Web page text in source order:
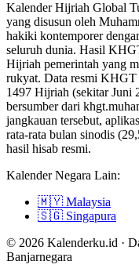
Kalender Hijriah Global
yang disusun oleh
hakiki kontemporer
seluruh dunia. Hasil
Hijriah pemerintah yang
rukyat. Data resmi KHGT
1497 Hijriah (sekitar Juni
bersumber dari
jangkauan tersebut,
rata-rata bulan sinodis
hasil hisab resmi.
Kalender Negara Lain:
🇲🇾 Malaysia
🇸🇬 Singapura
© 2026 Kalenderku.id ·
Banjarnegara